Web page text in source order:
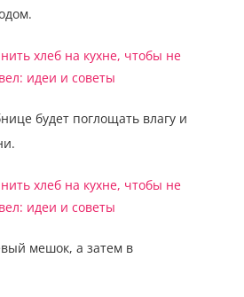
будет поглощать влагу и
мешок, а затем в